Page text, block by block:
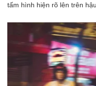
tấm hình hiện rõ lên trên